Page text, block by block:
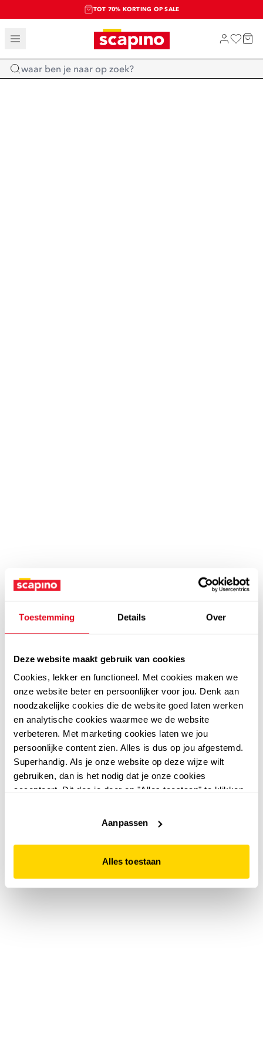
Toestemming Details Over
Deze website maakt gebruik van cookies
Cookies, lekker en functioneel. Met cookies maken we
onze website beter en persoonlijker voor jou. Denk aan
noodzakelijke cookies die de website goed laten werken
en analytische cookies waarmee we de website
verbeteren. Met marketing cookies laten we jou
persoonlijke content zien. Alles is dus op jou afgestemd.
Superhandig. Als je onze website op deze wijze wilt
gebruiken, dan is het nodig dat je onze cookies
accepteert. Dit doe je door op "Alles toestaan" te klikken.
website niet optimaal functioneert.
Aanpassen
Alles toestaan
TOT 70% KORTING OP SALE
SALE: LAATSTE KANS!
SHOP NIEUW
Home